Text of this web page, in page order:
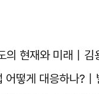
현재와 미래｜
떻게 대응하나?